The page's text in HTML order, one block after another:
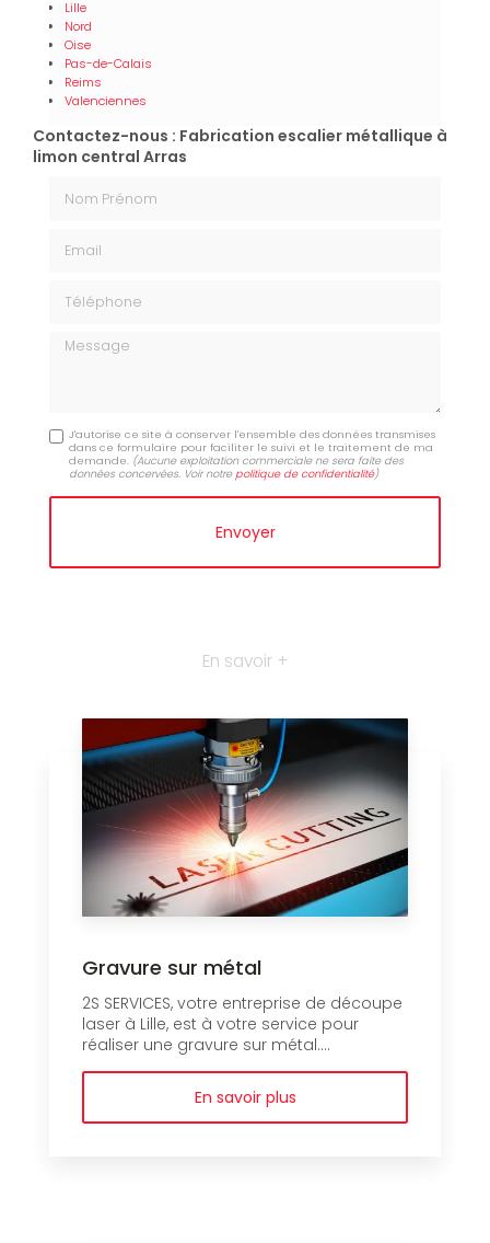
Lille
Nord
Oise
Pas-de-Calais
Reims
Valenciennes
Contactez-nous : Fabrication escalier métallique à
limon central Arras
Message
J'autorise ce site à conserver l'ensemble des données transmises
dans ce formulaire pour faciliter le suivi et le traitement de ma
demande. (Aucune exploitation commerciale ne sera faite des
données concervées. Voir notrepolitique de confidentialité)
En savoir +
Gravure sur métal
2S SERVICES, votre entreprise de découpe
laser à Lille, est à votre service pour
réaliser une gravure sur métal....
En savoir plus